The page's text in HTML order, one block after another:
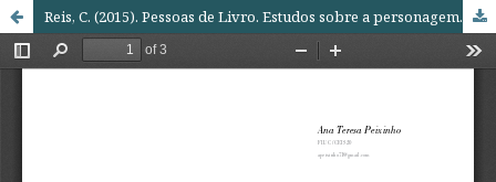
Reis, C. (2015). Pessoas de Livro. Estudos sobre a personagem. Coimbra: Imprensa da Universidade de Coimbra.